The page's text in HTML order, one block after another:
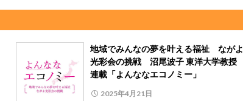
地域でみんなの夢を叶える福祉 ながよ
光彩会の挑戦 沼尾波子 東洋大学教授
連載「よんななエコノミー」
2025年4月21日